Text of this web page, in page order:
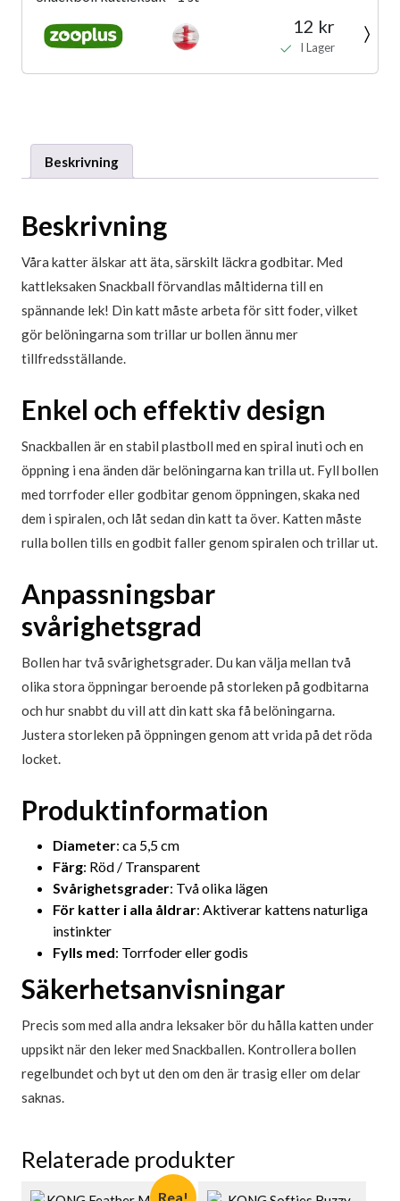
12 kr
I Lager
Beskrivning
Beskrivning
Våra katter älskar att äta, särskilt läckra godbitar. Med
kattleksaken Snackball förvandlas måltiderna till en
spännande lek! Din katt måste arbeta för sitt foder, vilket
gör belöningarna som trillar ur bollen ännu mer
tillfredsställande.
Enkel och effektiv design
Snackballen är en stabil plastboll med en spiral inuti och en
öppning i ena änden där belöningarna kan trilla ut. Fyll bollen
med torrfoder eller godbitar genom öppningen, skaka ned
dem i spiralen, och låt sedan din katt ta över. Katten måste
rulla bollen tills en godbit faller genom spiralen och trillar ut.
Anpassningsbar
svårighetsgrad
Bollen har två svårighetsgrader. Du kan välja mellan två
olika stora öppningar beroende på storleken på godbitarna
och hur snabbt du vill att din katt ska få belöningarna.
Justera storleken på öppningen genom att vrida på det röda
locket.
Produktinformation
Diameter: ca 5,5 cm
Färg: Röd / Transparent
Svårighetsgrader: Två olika lägen
För katter i alla åldrar: Aktiverar kattens naturliga
instinkter
Fylls med: Torrfoder eller godis
Säkerhetsanvisningar
Precis som med alla andra leksaker bör du hålla katten under
uppsikt när den leker med Snackballen. Kontrollera bollen
regelbundet och byt ut den om den är trasig eller om delar
saknas.
Relaterade produkter
Rea!